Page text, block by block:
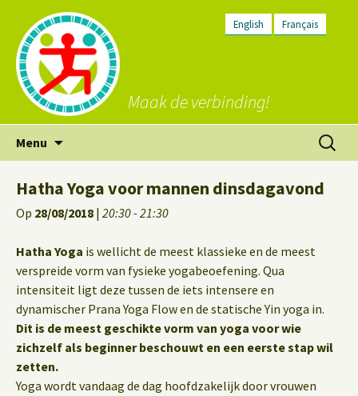
English Français
Maak de verbinding!
Menu
inhoud
Zoeken
naar:
Hatha Yoga voor mannen dinsdagavond
Op 28/08/2018 | 20:30 - 21:30
Hatha Yoga is wellicht de meest klassieke en de meest
verspreide vorm van fysieke yogabeoefening. Qua
intensiteit ligt deze tussen de iets intensere en
dynamischer Prana Yoga Flow en de statische Yin yoga in.
Dit is de meest geschikte vorm van yoga voor wie
zichzelf als beginner beschouwt en een eerste stap wil
zetten.
Yoga wordt vandaag de dag hoofdzakelijk door vrouwen